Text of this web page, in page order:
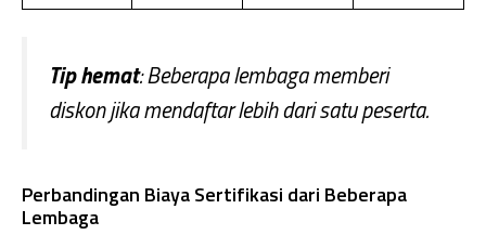
Tip hemat: Beberapa lembaga memberi
diskon jika mendaftar lebih dari satu peserta.
Perbandingan Biaya Sertifikasi dari Beberapa
Lembaga